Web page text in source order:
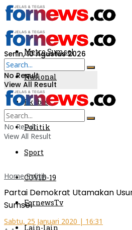
Metro Sumsel
Nasional
Ekobis
Politik
Sport
COVID-19
FornewsTv
Lain-lain
Senin, 10 Agustus 2026
No Result
View All Result
No Result
View All Result
Home Politik
Partai Demokrat Utamakan
Sumsel
Sabtu, 25 Januari 2020 | 16:31